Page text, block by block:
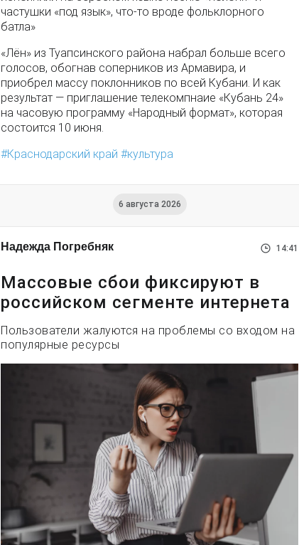
частушки «под язык», что-то вроде фольклорного
батла»
«Лён» из Туапсинского района набрал больше всего
голосов, обогнав соперников из Армавира, и
приобрел массу поклонников по всей Кубани. И как
результат — приглашение телекомпнаие «Кубань 24»
на часовую программу «Народный формат», которая
состоится 10 июня.
Краснодарский край
культура
6 августа 2026
Надежда Погребняк 14:41
Массовые сбои фиксируют в
российском сегменте интернета
Пользователи жалуются на проблемы со входом на
популярные ресурсы